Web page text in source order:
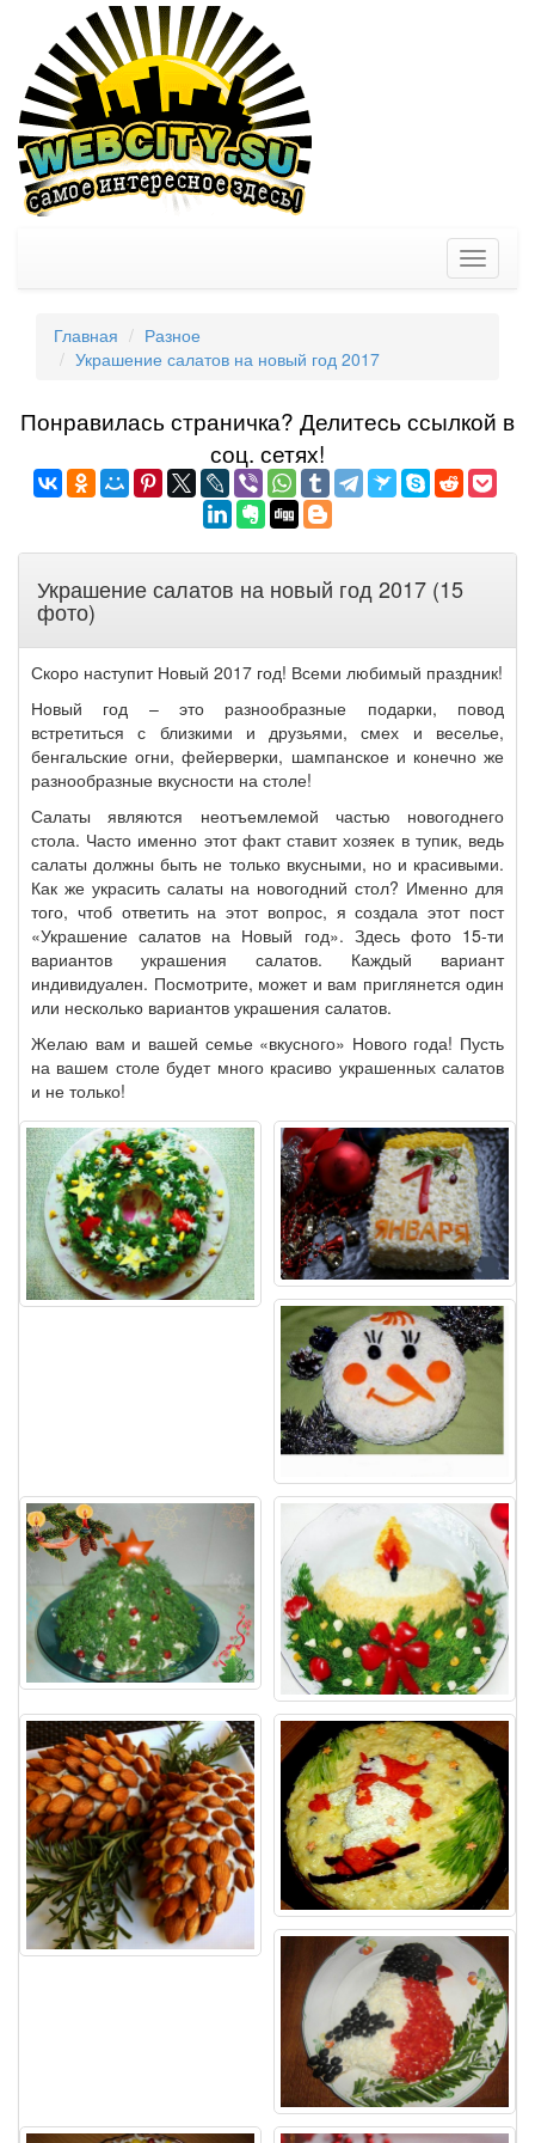
Toggle
Главная
Разное
Украшение салатов на новый год 2017
Понравилась страничка? Делитеcь ссылкой в
соц. сетях!
Украшение салатов на новый год 2017 (15
фото)
Скоро наступит Новый 2017 год! Всеми любимый праздник!
Новый год – это разнообразные подарки, повод
встретиться с близкими и друзьями, смех и веселье,
бенгальские огни, фейерверки, шампанское и конечно же
разнообразные вкусности на столе!
Салаты являются неотъемлемой частью новогоднего
стола. Часто именно этот факт ставит хозяек в тупик, ведь
салаты должны быть не только вкусными, но и красивыми.
Как же украсить салаты на новогодний стол? Именно для
того, чтоб ответить на этот вопрос, я создала этот пост
«Украшение салатов на Новый год». Здесь фото 15-ти
вариантов украшения салатов. Каждый вариант
индивидуален. Посмотрите, может и вам приглянется один
или несколько вариантов украшения салатов.
Желаю вам и вашей семье «вкусного» Нового года! Пусть
на вашем столе будет много красиво украшенных салатов
и не только!